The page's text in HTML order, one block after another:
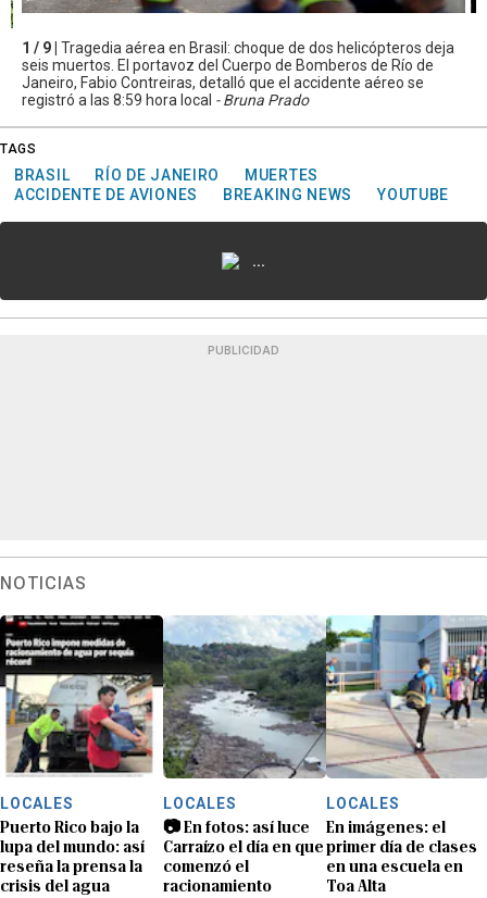
1 / 9 | Tragedia aérea en Brasil: choque de dos helicópteros deja
seis muertos. El portavoz del Cuerpo de Bomberos de Río de
Janeiro, Fabio Contreiras, detalló que el accidente aéreo se
registró a las 8:59 hora local - Bruna Prado
TAGS
BRASIL RÍO DE JANEIRO
MUERTES
ACCIDENTE DE AVIONES
BREAKING NEWS YOUTUBE
...
PUBLICIDAD
NOTICIAS
LOCALES
Puerto Rico bajo la
lupa del mundo: así
reseña la prensa la
crisis del agua
LOCALES
📷 En fotos: así luce
Carraízo el día en que
comenzó el
racionamiento
LOCALES
En imágenes: el
primer día de clases
en una escuela en
Toa Alta